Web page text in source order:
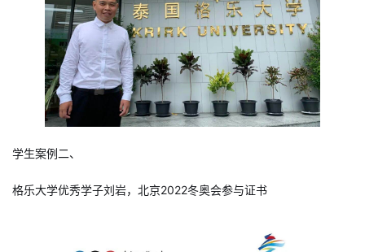
学生案例二、
格乐大学优秀学子刘岩，北京2022冬奥会参与证书